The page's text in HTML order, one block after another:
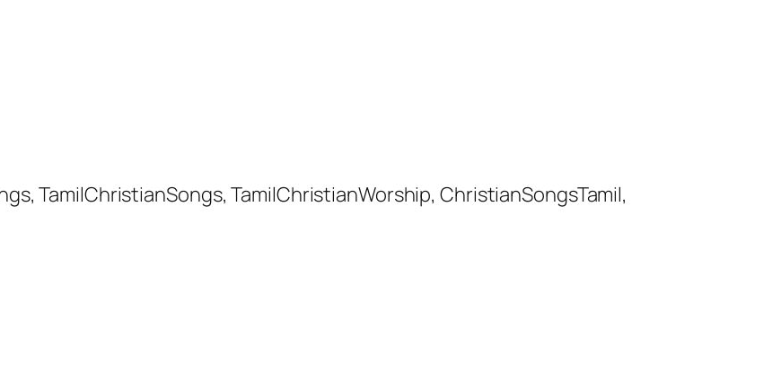
TamilChristianSongs, TamilChristianWorship, ChristianSongsTamil,